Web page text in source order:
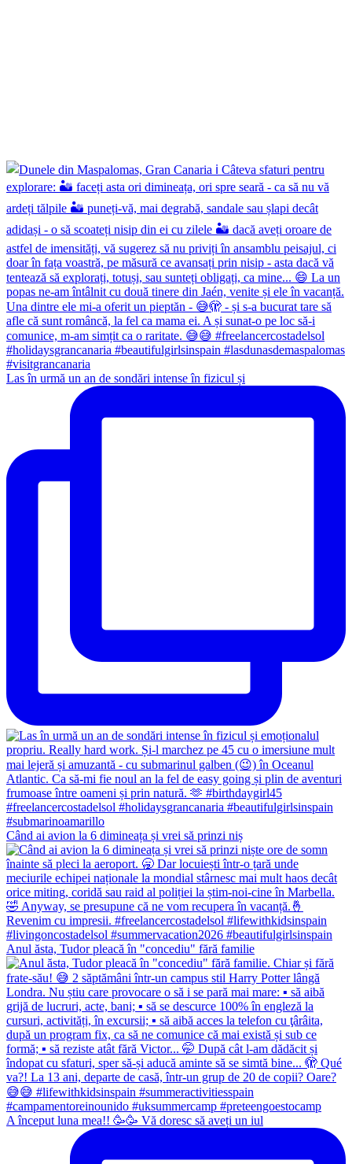
Las în urmă un an de sondări intense în fizicul și
Când ai avion la 6 dimineața și vrei să prinzi niș
Anul ăsta, Tudor pleacă în "concediu" fără familie
A început luna mea!! 🥳🥳 Vă doresc să aveți un iul